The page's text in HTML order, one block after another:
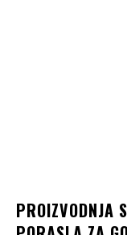
PROIZVODNJA